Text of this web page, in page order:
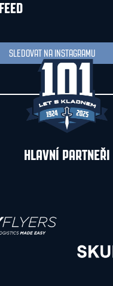
SLEDOVAT NA INSTAGRAMU
HLAVNÍ PARTNEŘI